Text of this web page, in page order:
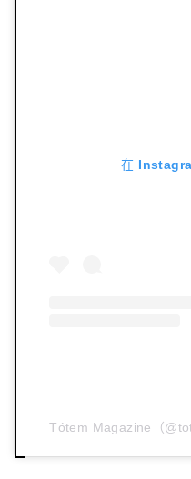
在
Tótem Magazine（